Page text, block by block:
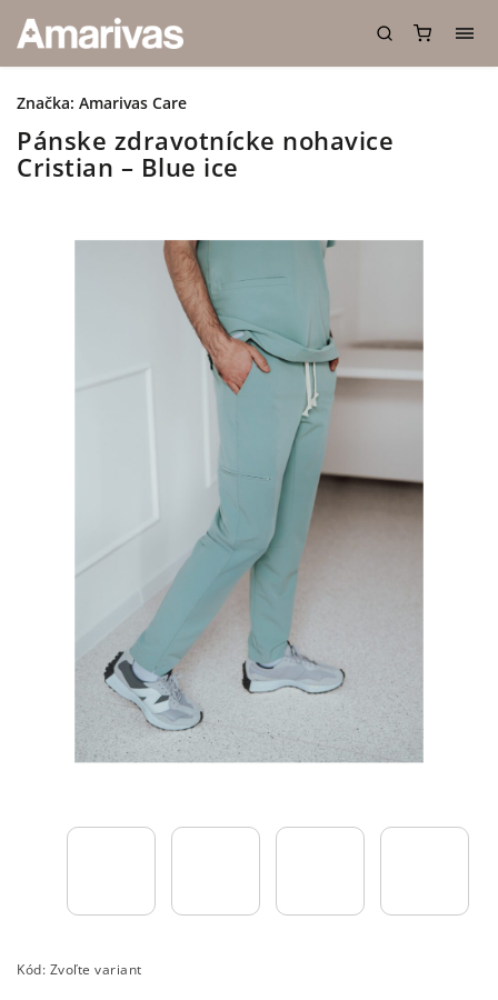
Pánske zdravotnícke nohavice
Cristian – Blue ice
Kód: Zvoľte variant
Značka: Amarivas Care